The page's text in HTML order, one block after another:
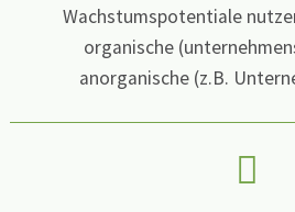
Wachstumspotentiale
organische
anorganische (z.B.